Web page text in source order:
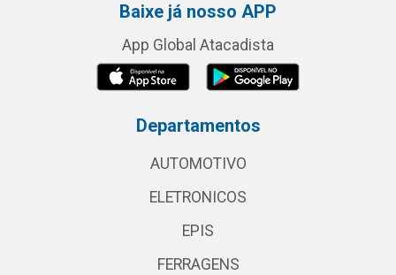
Baixe já nosso APP
App Global Atacadista
Departamentos
AUTOMOTIVO
ELETRONICOS
EPIS
FERRAGENS